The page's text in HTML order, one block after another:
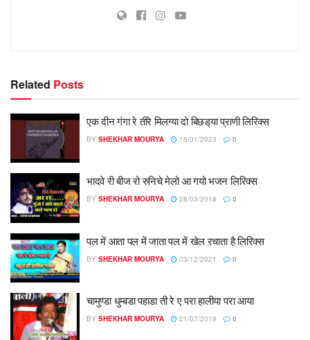
Related Posts
एक दीन गंगा रे तीरे मिलग्या दो बिछड्‌या प्राणी लिरिक्स
BY SHEKHAR MOURYA 18/01/2023 0
भादवे री बीज रो रुनिचे मेलो आ गयो भजन लिरिक्स
BY SHEKHAR MOURYA 28/03/2018 0
पल में आता पल में जाता पल में खेल रचाता है लिरिक्स
BY SHEKHAR MOURYA 03/12/2021 0
चामुण्डा धुम्बडा पहाडा ती रे ए परा हालीया परा आया
BY SHEKHAR MOURYA 21/07/2019 0